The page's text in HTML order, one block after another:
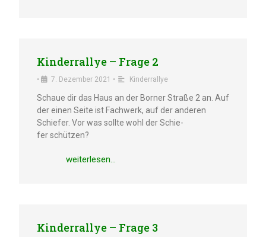
Kinder­ral­lye – Frage 2
• 7. Dezem­ber 2021 • Kinder­ral­lye
Schaue dir das Haus an der Borner Straße 2 an. Auf
der einen Seite ist Fachwerk, auf der anderen
Schie­fer. Vor was sollte wohl der Schie­
fer schützen?
weiter­le­sen…
Kinder­ral­lye – Frage 3